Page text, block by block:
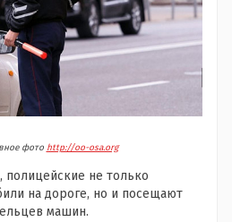
фото http://oo-osa.org
полицейские не только
на дороге, но и посещают
машин.